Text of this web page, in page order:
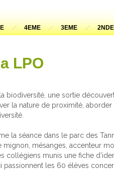
4EME 3EME 2NDE
LPO
une sortie
la nature de proximité, aborder
la séance dans le parc des
mésanges, accenteur
munis une fiche
passionnent les 60 élèves